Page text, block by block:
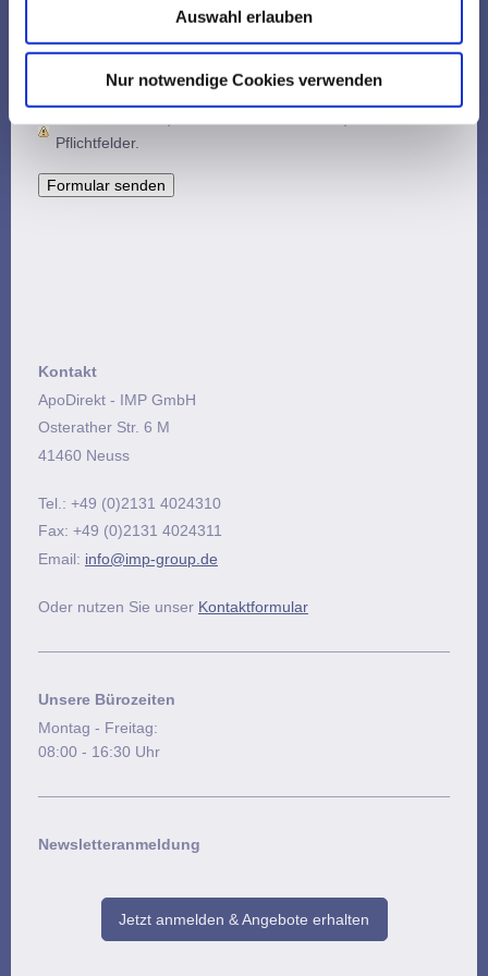
Auswahl erlauben
Nur notwendige Cookies verwenden
Kontaktaufnahme. Mir ist bekannt,
jederzeit widerrufen kann.
Pflichtfelder.
Kontakt
ApoDirekt - IMP GmbH
Osterather Str. 6 M
41460 Neuss
Tel.: +49 (0)2131 4024310
Fax: +49 (0)2131 4024311
Email: info@imp-group.de
Oder nutzen Sie unser Kontaktformular
Unsere Bürozeiten
Montag - Freitag:
08:00 - 16:30 Uhr
Newsletteranmeldung
Jetzt anmelden & Angebote erhalten